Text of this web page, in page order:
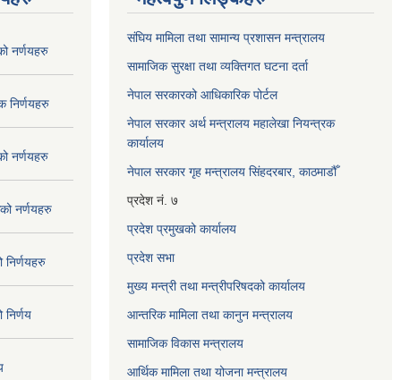
नर्णयहरु
निर्णयहरु
नर्णयहरु
नर्णयहरु
निर्णयहरु
संघिय मामिला तथा सामान्य प्रशासन मन्त्रालय
सामाजिक सुरक्षा तथा व्यक्तिगत घटना दर्ता
नेपाल सरकारको आधिकारिक पोर्टल
नेपाल सरकार अर्थ मन्त्रालय महालेखा नियन्त्रक
कार्यालय
नेपाल सरकार गृह मन्त्रालय सिंहदरबार, काठमाडौँ
प्रदेश नं. ७
प्रदेश प्रमुखको कार्यालय
प्रदेश सभा
मुख्य मन्त्री तथा मन्त्रीपरिषदको कार्यालय
आन्तरिक मामिला तथा कानुन मन्त्रालय
सामाजिक विकास मन्त्रालय
आर्थिक मामिला तथा योजना मन्त्रालय